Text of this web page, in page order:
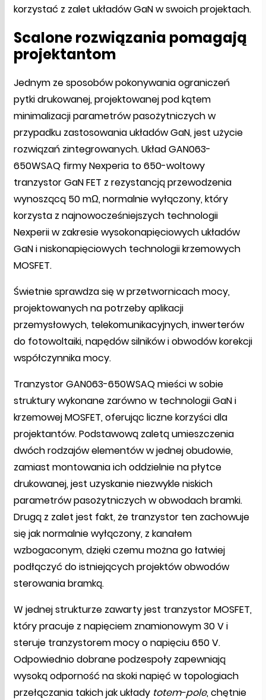
korzystać z zalet układów GaN w swoich projektach.
Scalone rozwiązania pomagają
projektantom
Jednym ze sposobów pokonywania ograniczeń
pytki drukowanej, projektowanej pod kątem
minimalizacji parametrów pasożytniczych w
przypadku zastosowania układów GaN, jest użycie
rozwiązań zintegrowanych. Układ GAN063-
650WSAQ firmy Nexperia to 650-woltowy
tranzystor GaN FET z rezystancją przewodzenia
wynoszącą 50 mΩ, normalnie wyłączony, który
korzysta z najnowocześniejszych technologii
Nexperii w zakresie wysokonapięciowych układów
GaN i niskonapięciowych technologii krzemowych
MOSFET.
Świetnie sprawdza się w przetwornicach mocy,
projektowanych na potrzeby aplikacji
przemysłowych, telekomunikacyjnych, inwerterów
do fotowoltaiki, napędów silników i obwodów korekcji
współczynnika mocy.
Tranzystor GAN063-650WSAQ mieści w sobie
struktury wykonane zarówno w technologii GaN i
krzemowej MOSFET, oferując liczne korzyści dla
projektantów. Podstawową zaletą umieszczenia
dwóch rodzajów elementów w jednej obudowie,
zamiast montowania ich oddzielnie na płytce
drukowanej, jest uzyskanie niezwykle niskich
parametrów pasożytniczych w obwodach bramki.
Drugą z zalet jest fakt, że tranzystor ten zachowuje
się jak normalnie wyłączony, z kanałem
wzbogaconym, dzięki czemu można go łatwiej
podłączyć do istniejących projektów obwodów
sterowania bramką.
W jednej strukturze zawarty jest tranzystor MOSFET,
który pracuje z napięciem znamionowym 30 V i
steruje tranzystorem mocy o napięciu 650 V.
Odpowiednio dobrane podzespoły zapewniają
wysoką odporność na skoki napięć w topologiach
przełączania takich jak układy totem-pole, chętnie